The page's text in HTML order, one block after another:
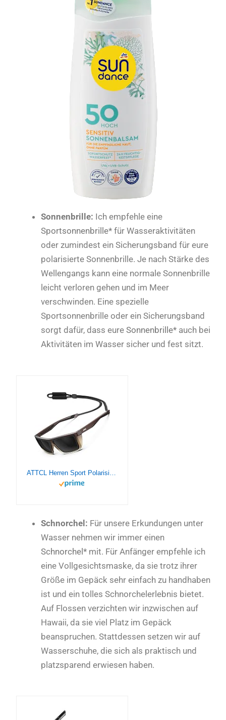
Sonnenbrille: Ich empfehle eine
Sportsonnenbrille* für Wasseraktivitäten
oder zumindest ein Sicherungsband für eure
polarisierte Sonnenbrille. Je nach Stärke des
Wellengangs kann eine normale Sonnenbrille
leicht verloren gehen und im Meer
verschwinden. Eine spezielle
Sportsonnenbrille oder ein Sicherungsband
sorgt dafür, dass eure Sonnenbrille* auch bei
Aktivitäten im Wasser sicher und fest sitzt.
Schnorchel: Für unsere Erkundungen unter
Wasser nehmen wir immer einen
Schnorchel* mit. Für Anfänger empfehle ich
eine Vollgesichtsmaske, da sie trotz ihrer
Größe im Gepäck sehr einfach zu handhaben
ist und ein tolles Schnorchelerlebnis bietet.
Auf Flossen verzichten wir inzwischen auf
Hawaii, da sie viel Platz im Gepäck
beanspruchen. Stattdessen setzen wir auf
Wasserschuhe, die sich als praktisch und
platzsparend erwiesen haben.